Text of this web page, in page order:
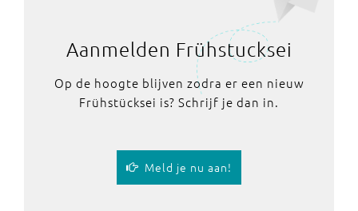
Aanmelden Frühstucksei
Op de hoogte blijven zodra er een nieuw
Frühstücksei is? Schrijf je dan in.
Meld je nu aan!